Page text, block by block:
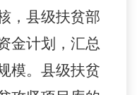
， 县级扶贫部
金计划，汇总
模。 县级扶贫